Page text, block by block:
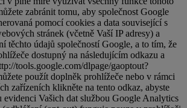
zabránit tomu, aby společnost Google
pomocí cookies a data související s
stránek (včetně Vaší IP adresy) a
těchto údajů společností Google, a to tím, že
dostupný na následujícím odkazu a
tools.google.com/dlpage/gaoptout?
použít doplněk prohlížeče nebo v rámci
zařízeních klikněte na tento odkaz, abyste
evidenci Vašich dat službou Google Analytics